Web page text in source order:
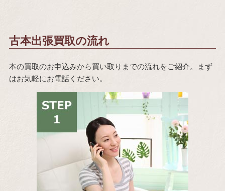
古本出張買取の流れ
本の買取のお申込みから買い取りまでの流れをご紹介。まず
はお気軽にお電話ください。